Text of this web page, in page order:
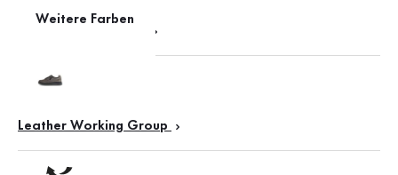
Weitere Farben
Leather Working Group